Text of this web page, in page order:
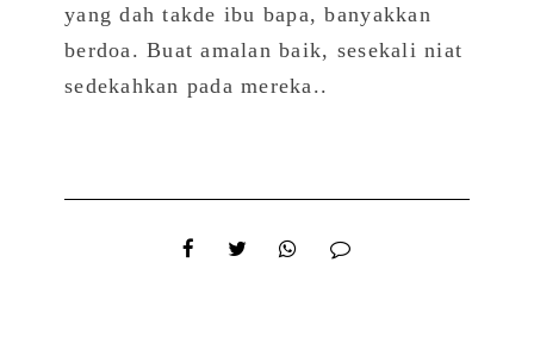
yang dah takde ibu bapa, banyakkan
berdoa. Buat amalan baik, sesekali niat
sedekahkan pada mereka..